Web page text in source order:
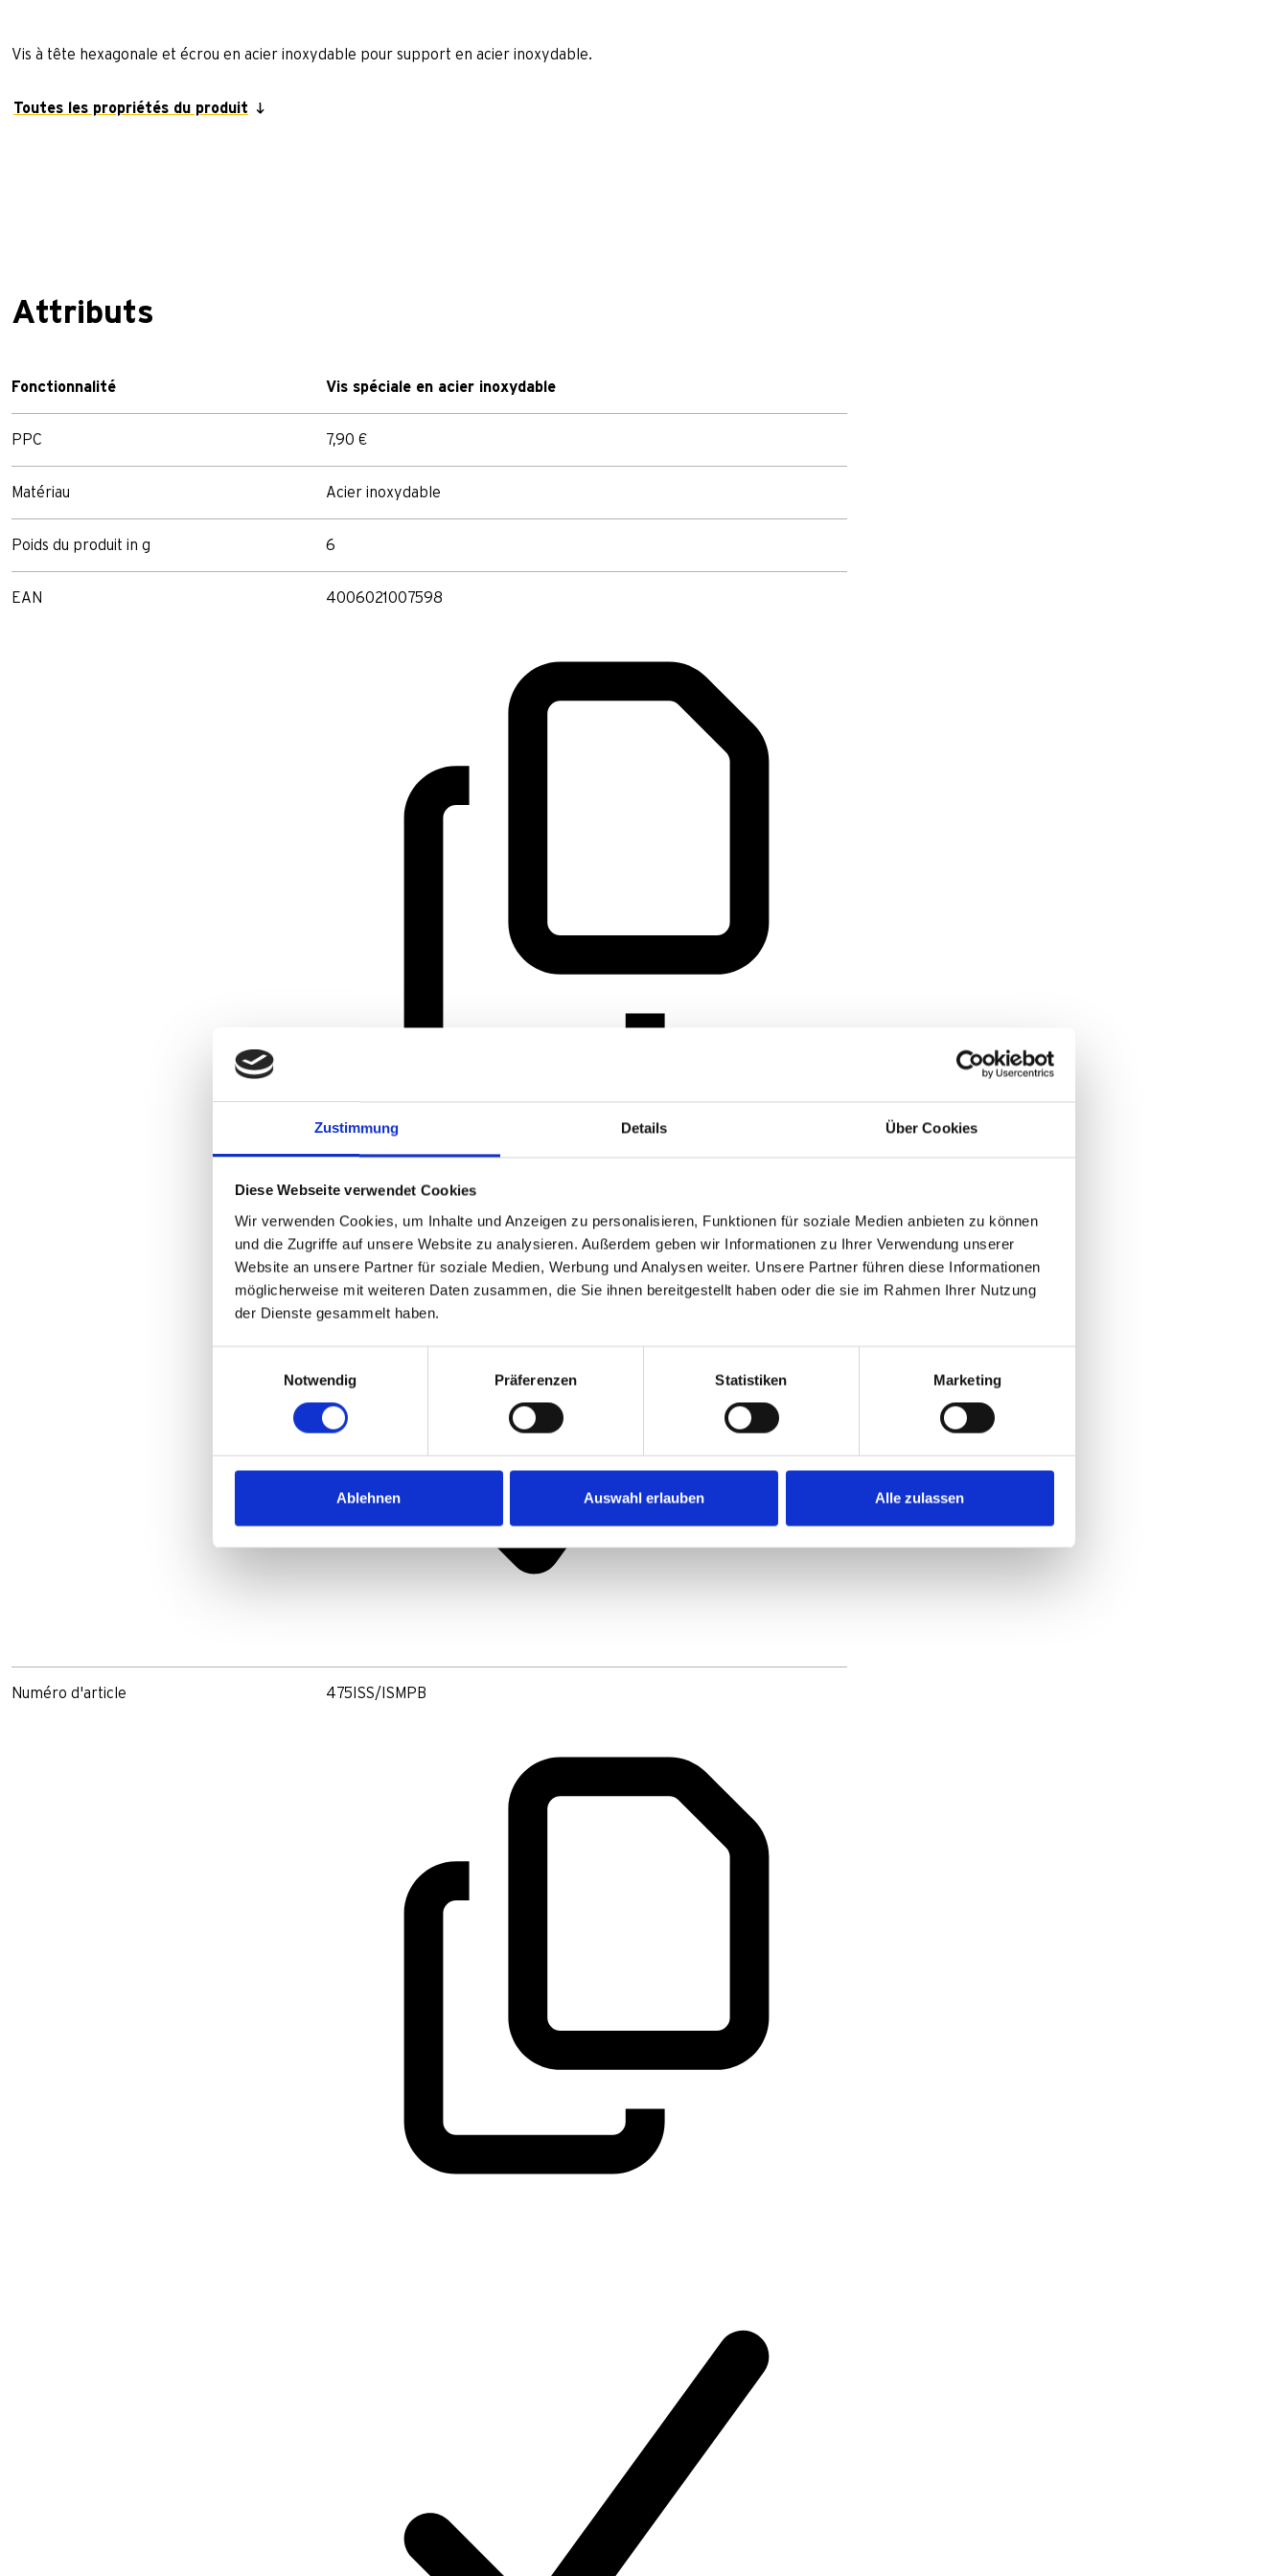
Zustimmung Details Über Cookies
Diese Webseite verwendet Cookies
Wir verwenden Cookies, um Inhalte und Anzeigen zu personalisieren, Funktionen für soziale Medien anbieten zu können
und die Zugriffe auf unsere Website zu analysieren. Außerdem geben wir Informationen zu Ihrer Verwendung unserer
Website an unsere Partner für soziale Medien, Werbung und Analysen weiter. Unsere Partner führen diese Informationen
möglicherweise mit weiteren Daten zusammen, die Sie ihnen bereitgestellt haben oder die sie im Rahmen Ihrer Nutzung
der Dienste gesammelt haben.
Notwendig
Präferenzen Statistiken Marketing
Ablehnen Auswahl erlauben Alle zulassen
Vis à tête hexagonale et écrou en acier inoxydable pour support en acier inoxydable.
Toutes les propriétés du produit
Attributs
Fonctionnalité Vis spéciale en acier inoxydable
PPC 7,90 €
Matériau Acier inoxydable
Poids du produit in g 6
EAN 4006021007598
Numéro d'article 475ISS/ISMPB